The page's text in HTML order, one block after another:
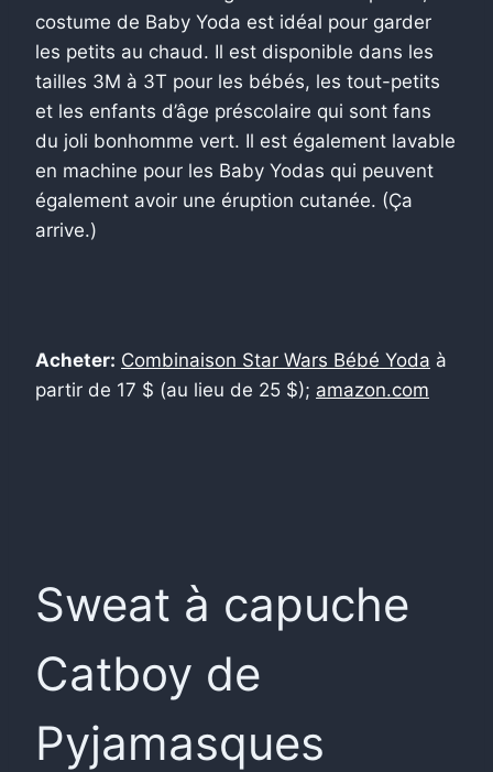
costume de Baby Yoda est idéal pour garder
les petits au chaud. Il est disponible dans les
tailles 3M à 3T pour les bébés, les tout-petits
et les enfants d’âge préscolaire qui sont fans
du joli bonhomme vert. Il est également lavable
en machine pour les Baby Yodas qui peuvent
également avoir une éruption cutanée. (Ça
arrive.)
Acheter: Combinaison Star Wars Bébé Yoda à
partir de 17 $ (au lieu de 25 $); amazon.com
Sweat à capuche
Catboy de
Pyjamasques